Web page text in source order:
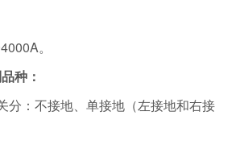
。
种：
分：不接地、单接地（左接地和右接